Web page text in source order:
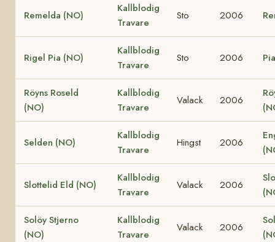
Remelda (NO)
Kallblodig
Travare
Sto 2006
Rigel Pia (NO)
Kallblodig
Travare
Sto 2006
Röyns Roseld
(NO)
Kallblodig
Travare
Valack 2006
Selden (NO)
Kallblodig
Travare
Hingst 2006
Slottelid Eld (NO)
Kallblodig
Travare
Valack 2006
Solöy Stjerno
(NO)
Kallblodig
Travare
Valack 2006